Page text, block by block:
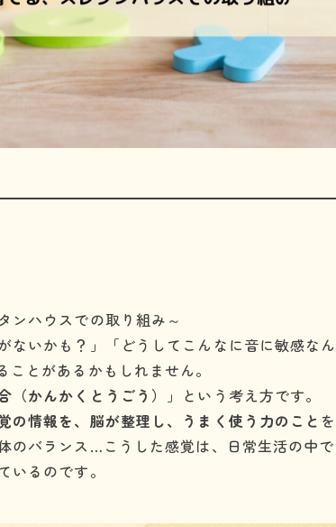
ンハウスでの取り組み～
いかも？」「どうしてこんなに音に敏感なん
とがあるかもしれません。
（かんかくとうごう）
」という考え方です。
の情報を、脳が整理し、うまく使う力のこと を
のバランス…こうした感覚は、日常生活の中で
るのです。